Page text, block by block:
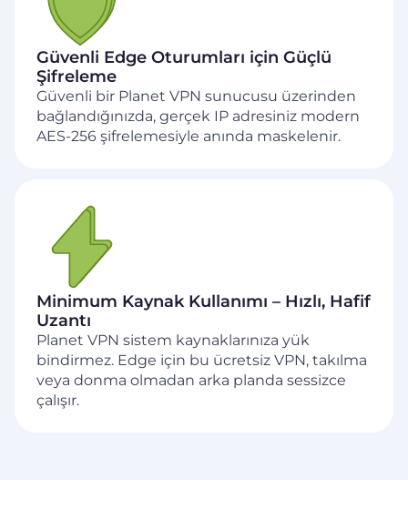
Güvenli Edge Oturumları için Güçlü
Şifreleme
Güvenli bir Planet VPN sunucusu üzerinden
bağlandığınızda, gerçek IP adresiniz modern
AES-256 şifrelemesiyle anında maskelenir.
Minimum Kaynak Kullanımı – Hızlı, Hafif
Uzantı
Planet VPN sistem kaynaklarınıza yük
bindirmez. Edge için bu ücretsiz VPN, takılma
veya donma olmadan arka planda sessizce
çalışır.